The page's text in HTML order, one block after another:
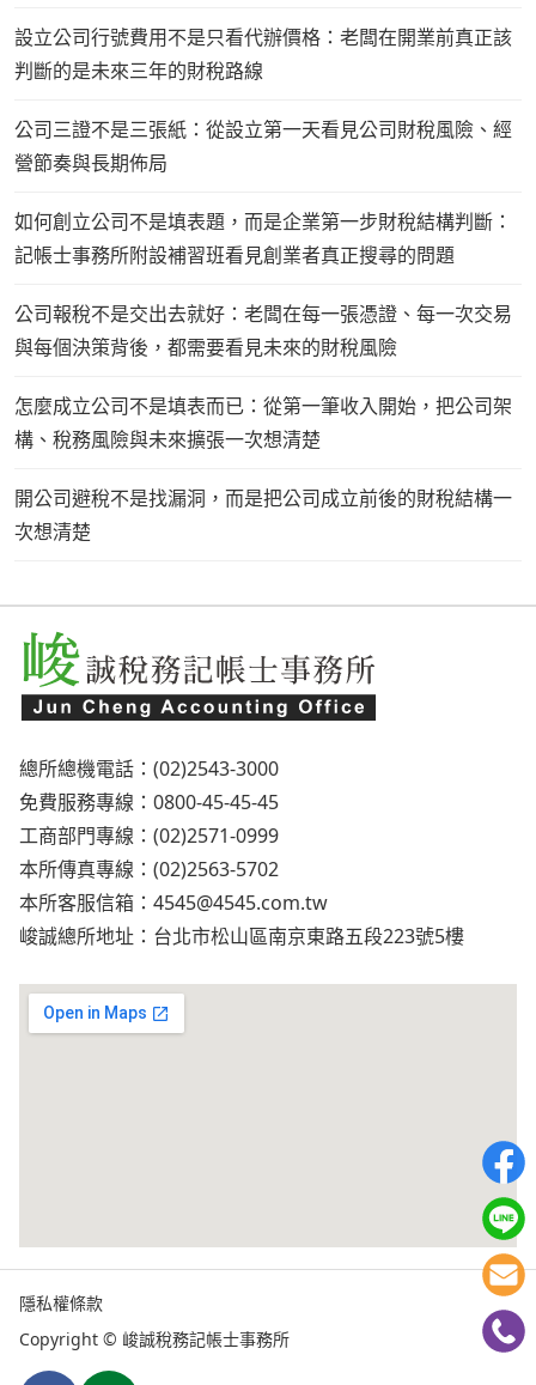
設立公司行號費用不是只看代辦價格：老闆在開業前真正該
判斷的是未來三年的財稅路線
公司三證不是三張紙：從設立第一天看見公司財稅風險、經
營節奏與長期佈局
如何創立公司不是填表題，而是企業第一步財稅結構判斷：
記帳士事務所附設補習班看見創業者真正搜尋的問題
公司報稅不是交出去就好：老闆在每一張憑證、每一次交易
與每個決策背後，都需要看見未來的財稅風險
怎麼成立公司不是填表而已：從第一筆收入開始，把公司架
構、稅務風險與未來擴張一次想清楚
開公司避稅不是找漏洞，而是把公司成立前後的財稅結構一
次想清楚
總所總機電話：(02)2543-3000
免費服務專線：0800-45-45-45
工商部門專線：(02)2571-0999
本所傳真專線：(02)2563-5702
本所客服信箱： 4545@4545.com.tw
峻誠總所地址：台北市松山區南京東路五段223號5樓
隱私權條款
Copyright © 峻誠稅務記帳士事務所